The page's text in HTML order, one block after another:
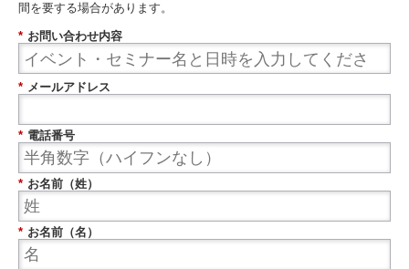
間を要する場合があります。
* お問い合わせ内容
* メールアドレス
* 電話番号
* お名前（姓）
* お名前（名）